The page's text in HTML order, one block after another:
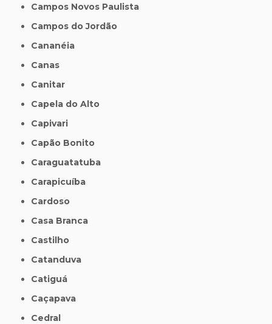
Campos Novos Paulista
Campos do Jordão
Cananéia
Canas
Canitar
Capela do Alto
Capivari
Capão Bonito
Caraguatatuba
Carapicuíba
Cardoso
Casa Branca
Castilho
Catanduva
Catiguá
Caçapava
Cedral